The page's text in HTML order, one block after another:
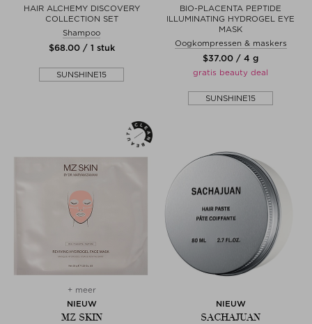
HAIR ALCHEMY DISCOVERY
COLLECTION SET
Shampoo
$‌68.00 / 1 stuk
SUNSHINE15
BIO-PLACENTA PEPTIDE
ILLUMINATING HYDROGEL EYE
MASK
Oogkompressen & maskers
$‌37.00 / 4 g
gratis beauty deal
SUNSHINE15
+ meer
NIEUW
MZ SKIN
NIEUW
SACHAJUAN